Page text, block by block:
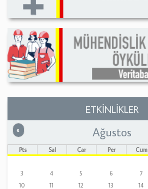
ETKİNLİKLER
« Önceki Ağustos
Pts Sal Çar Per Cum
3
4 5 6 7
10
11 12 13 14